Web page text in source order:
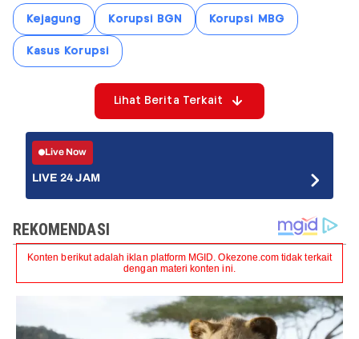
Kejagung Korupsi BGN Korupsi MBG
Kasus Korupsi
Lihat Berita Terkait
Live Now
LIVE 24 JAM